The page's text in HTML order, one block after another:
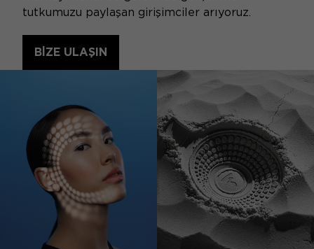
tutkumuzu paylaşan girişimciler arıyoruz.
BIZE ULAŞIN